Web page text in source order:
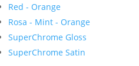
Red - Orange
Rosa - Mint - Orange
SuperChrome Gloss
SuperChrome Satin